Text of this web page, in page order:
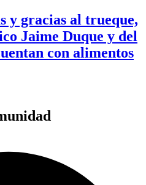
y gracias al trueque,
Jaime Duque y del
con alimentos